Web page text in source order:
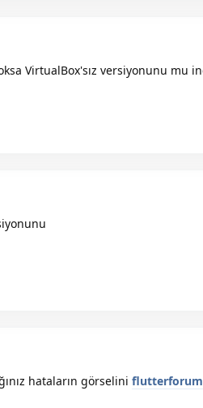
VirtualBox'sız versiyonunu mu
hataların görselini